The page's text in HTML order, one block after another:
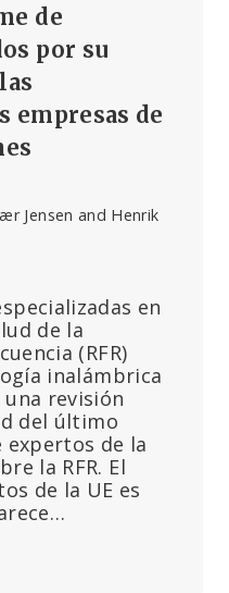
de
por su
empresas de
Jensen and Henrik
en
de la
(RFR)
inalámbrica
revisión
del último
de la
la RFR. El
de la UE es